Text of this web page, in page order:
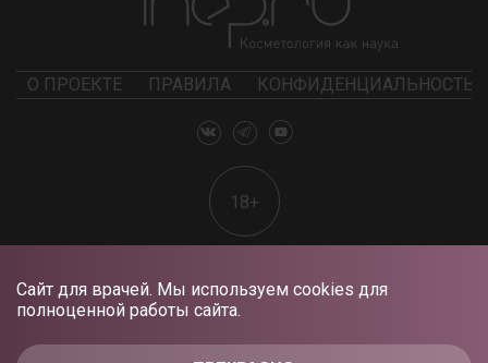
Сайт для врачей. Мы используем cookies для
полноценной работы сайта.
О ПРОЕКТЕ ПРАВИЛА КОНФИДЕНЦИАЛЬНОСТЬ
18+